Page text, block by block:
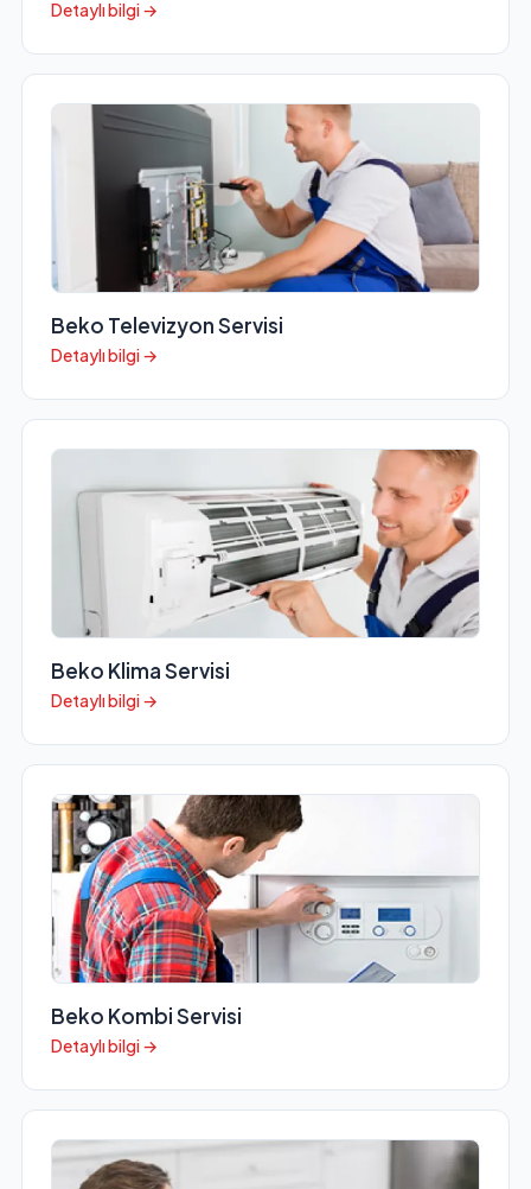
Detaylı bilgi →
Beko Televizyon Servisi
Detaylı bilgi →
Beko Klima Servisi
Detaylı bilgi →
Beko Kombi Servisi
Detaylı bilgi →